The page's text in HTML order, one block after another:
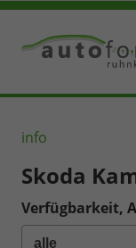
info
Skoda
Verfügbarkeit,